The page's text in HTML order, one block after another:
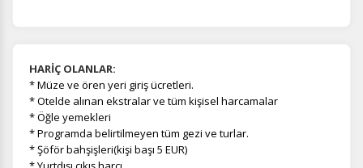
HARİÇ OLANLAR:
*Müze ve ören yeri giriş ücretleri.
* Otelde alınan ekstralar ve tüm kişisel harcamalar
* Öğle yemekleri
* Programda belirtilmeyen tüm gezi ve turlar.
* Şöför bahşişleri(kişi başı 5 EUR)